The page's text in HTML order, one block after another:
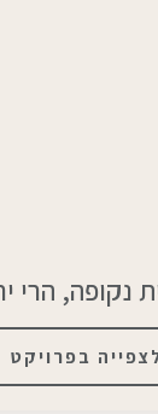
נקופה, הרי
בפרויקט